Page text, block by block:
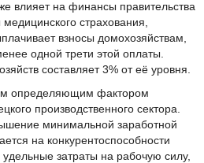
влияет на финансы правительства
страхования,
взносы домохозяйствам,
одной трети этой оплаты.
составляет 3% от её уровня.
определяющим фактором
производственного сектора.
минимальной заработной
на конкурентоспособности
затраты на рабочую силу,